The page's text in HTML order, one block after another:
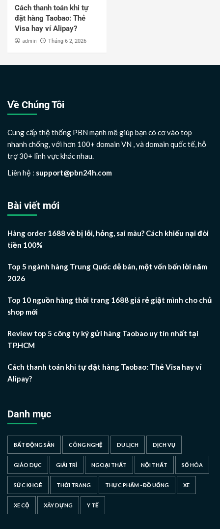
Cách thanh toán khi tự
đặt hàng Taobao: Thẻ
Visa hay ví Alipay?
admin Tháng 6 2, 2026
Về Chúng Tôi
Cung cấp thệ thống PBN mạnh mẽ giúp bạn có cơ vào top
nhanh chống, với hơn 100+ domain VN , và domain quốc tế, hỗ
trợ 30+ lĩnh vực khác nhau.
Liên hệ : support@pbn24h.com
Bài viết mới
Hàng order 1688 về bị lỗi, hỏng, sai màu? Cách khiếu nại đòi
tiền 100%
Top 5 ngành hàng Trung Quốc dễ bán, một vốn bốn lời năm
2026
Top 10 nguồn hàng thời trang 1688 giá rẻ giật mình cho chủ
shop mới
Review top 5 công ty ký gửi hàng Taobao uy tín nhất tại
TP.HCM
Cách thanh toán khi tự đặt hàng Taobao: Thẻ Visa hay ví
Alipay?
Danh mục
BẤT ĐỘNG SẢN CÔNG NGHỆ DU LỊCH DỊCH VỤ
GIÁO DỤC GIẢI TRÍ NGOẠI THẤT NỘI THẤT SỐ HÓA
SỨC KHOẺ THỜI TRANG THỰC PHẨM - ĐỒ UỐNG XE
XE CỘ XÂY DỰNG Y TẾ